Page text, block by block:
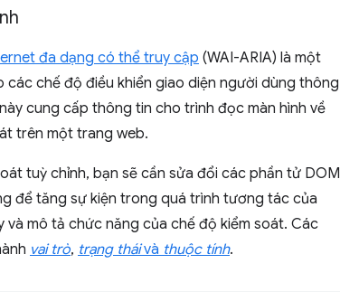
đa dạng có thể truy cập (WAI-ARIA) là một
chế độ điều khiển giao diện người dùng thông
cung cấp thông tin cho trình đọc màn hình về
trên một trang web.
tuỳ chỉnh, bạn sẽ cần sửa đổi các phần tử DOM
để tăng sự kiện trong quá trình tương tác của
và mô tả chức năng của chế độ kiểm soát. Các
vai trò, trạng tháivà thuộc tính.